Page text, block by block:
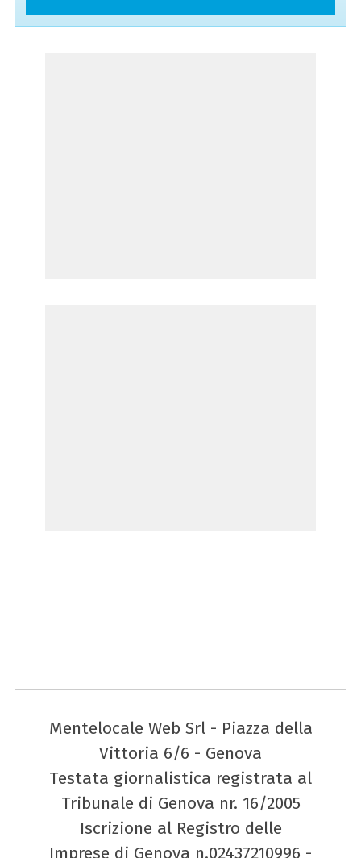
Mentelocale Web Srl - Piazza della
Vittoria 6/6 - Genova
Testata giornalistica registrata al
Tribunale di Genova nr. 16/2005
Iscrizione al Registro delle
Imprese di Genova n.02437210996 -